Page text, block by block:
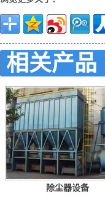
相关产品
除尘器设备